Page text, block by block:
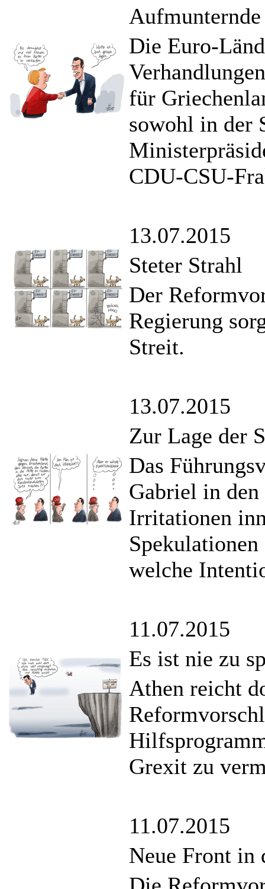
Die Euro-
für
sowohl in der
CDU-CSU-
13.07.2015
Steter Strahl
Der
Regierung
Streit.
13.07.2015
Zur Lage der
Das
Gabriel in
Irritationen
welche
11.07.2015
Es ist nie zu
Athen reicht
Grexit zu
11.07.2015
Neue Front in